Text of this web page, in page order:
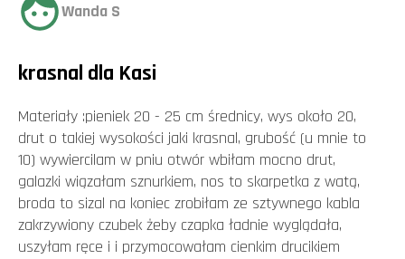
Wanda S
krasnal dla Kasi
Materiały :pieniek 20 - 25 cm średnicy, wys około 20,
drut o takiej wysokości jaki krasnal, grubość (u mnie to
10) wywiercilam w pniu otwór wbiłam mocno drut,
galazki wiązałam sznurkiem, nos to skarpetka z watą,
broda to sizal na koniec zrobiłam ze sztywnego kabla
zakrzywiony czubek żeby czapka ładnie wyglądała,
uszyłam ręce i i przymocowałam cienkim drucikiem